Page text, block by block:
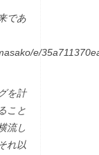
であ
e/
を計
こと
流し
れ以